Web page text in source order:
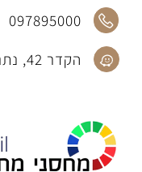
097895000
הקדר 42, נתניה